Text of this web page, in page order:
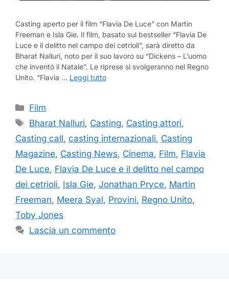
Casting aperto per il film “Flavia De Luce” con Martin
Freeman e Isla Gie. Il film, basato sul bestseller “Flavia De
Luce e il delitto nel campo dei cetrioli”, sarà diretto da
Bharat Nalluri, noto per il suo lavoro su “Dickens – L’uomo
che inventò il Natale”. Le riprese si svolgeranno nel Regno
Unito. “Flavia … Leggi tutto
Categorie
Film
Tag
Bharat Nalluri, Casting, Casting attori,
Casting call, casting internazionali, Casting
Magazine, Casting News, Cinema, Film, Flavia
De Luce, Flavia De Luce e il delitto nel campo
dei cetrioli, Isla Gie, Jonathan Pryce, Martin
Freeman, Meera Syal, Provini, Regno Unito,
Toby Jones
Lascia un commento